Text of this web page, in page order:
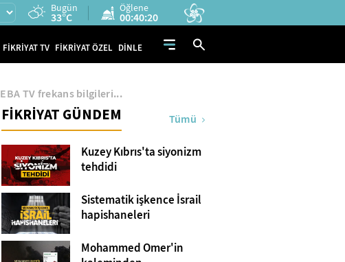
Bugün
33°C
Öğlene
00:40:19
FİKRİYAT TV FİKRİYAT ÖZEL DİNLE
TV frekans bilgileri...
FİKRİYAT GÜNDEM Tümü
Kuzey Kıbrıs'ta siyonizm
tehdidi
Sistematik işkence İsrail
hapishaneleri
Mohammed Omer'in